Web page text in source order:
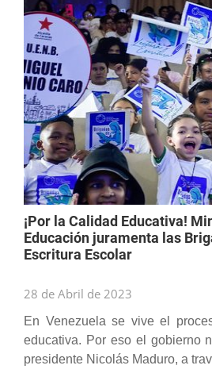
¡Por la Calidad Educativa!
Educación juramenta las
Escritura Escolar
28 de Abril de 2023
En Venezuela se vive el
educativa. Por eso el gobierno
presidente Nicolás Maduro, a